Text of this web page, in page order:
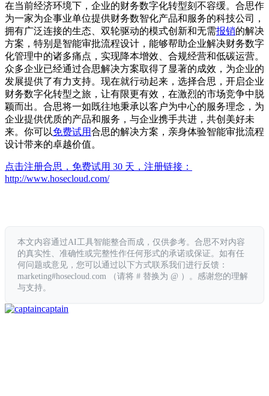
在当前经济环境下，企业的财务数字化转型刻不容缓。合思作
为一家为企事业单位提供财务数智化产品和服务的科技公司，
拥有广泛连接的生态、双轮驱动的模式创新和无需报销的解决
方案，特别是智能审批流程设计，能够帮助企业解决财务数字
化管理中的诸多痛点，实现降本增效、合规经营和低碳运营。
众多企业已经通过合思解决方案取得了显著的成效，为企业的
发展提供了有力支持。现在就行动起来，选择合思，开启企业
财务数字化转型之旅，让有限更有效，在激烈的市场竞争中脱
颖而出。合思将一如既往地秉承以客户为中心的服务理念，为
企业提供优质的产品和服务，与企业携手共进，共创美好未
来。你可以免费试用合思的解决方案，亲身体验智能审批流程
设计带来的卓越价值。
点击注册合思，免费试用 30 天，注册链接：
http://www.hosecloud.com/
本文内容通过AI工具智能整合而成，仅供参考。合思不对内容
的真实性、准确性或完整性作任何形式的承诺或保证。如有任
何问题或意见，您可以通过以下方式联系我们进行反馈：
marketing#hosecloud.com （请将 # 替换为 @ ）。感谢您的理解
与支持。
captain